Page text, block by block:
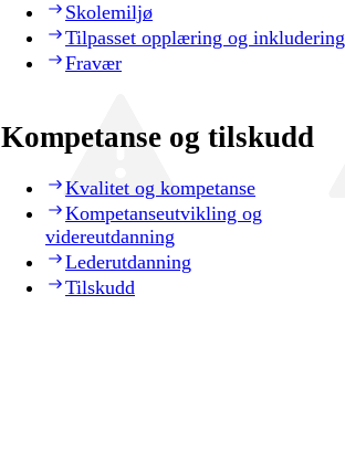
Skolemiljø
Tilpasset opplæring og inkludering
Fravær
Kompetanse og tilskudd
Kvalitet og kompetanse
Kompetanseutvikling og
videreutdanning
Lederutdanning
Tilskudd